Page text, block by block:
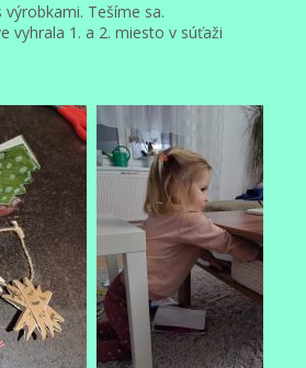
Tešíme sa.
vyhrala 1. a 2. miesto v súťaži